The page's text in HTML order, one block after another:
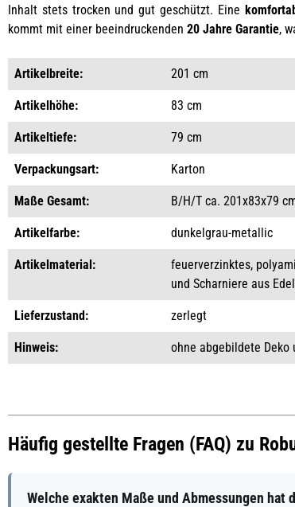
Inhalt stets trocken und gut geschützt. Eine
kommt mit einer beeindruckenden 20 Jahre Garantie,
Artikelbreite: 201 cm
Artikelhöhe: 83 cm
Artikeltiefe: 79 cm
Verpackungsart: Karton
Maße Gesamt: B/H/T ca. 201x83x79
Artikelfarbe: dunkelgrau-metallic
Artikelmaterial:
feuerverzinktes,
und Scharniere aus
Lieferzustand: zerlegt
Hinweis: ohne abgebildete Deko
Häufig gestellte Fragen (FAQ) zu
Welche exakten Maße und Abmessungen